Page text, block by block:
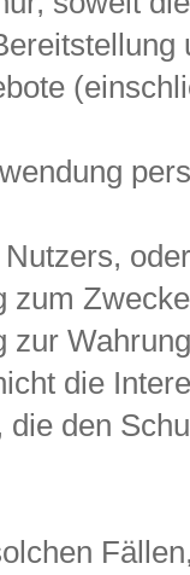
oder
zum
zur
die
den